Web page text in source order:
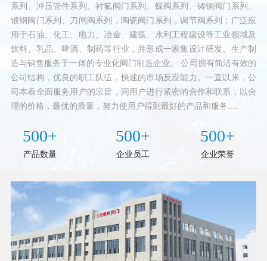
系列、冲压管件系列、衬氟阀门系列、蝶阀系列、铸钢阀门系列、
锻钢阀门系列、刀闸阀系列，陶瓷阀门系列，调节阀系列；广泛应
用于石油、化工、电力、冶金、建筑、水利工程建设等工业领域及
饮料、乳品、啤酒、制药等行业，并形成一家集设计研发、生产制
造与销售服务于一体的专业化阀门制造企业。 公司拥有简洁有效的
公司结构，优良的职工队伍，快速的市场反应能力。一直以来，公
司本着全面服务用户的宗旨，同用户进行紧密的合作和联系，以合
理的价格，最优的质量，努力使用户得到最好的产品和服务....
500+
产品数量
500+
企业员工
500+
企业荣誉